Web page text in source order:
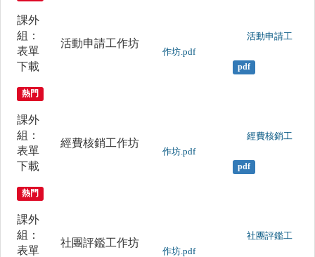
課外
組：
表單
下載
活動申請工作坊
作坊.pdf
pdf
熱門
課外
組：
表單
下載
經費核銷工作坊
作坊.pdf
pdf
熱門
課外
組：
表單
社團評鑑工作坊
作坊.pdf